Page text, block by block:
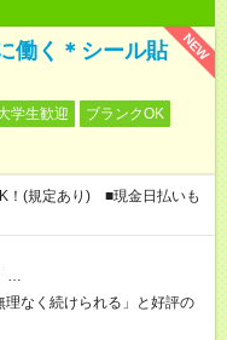
NEW
働く＊シール貼
学生歓迎
ブランクOK
！(規定あり) ■現金日払いも
…
なく続けられる」と好評の